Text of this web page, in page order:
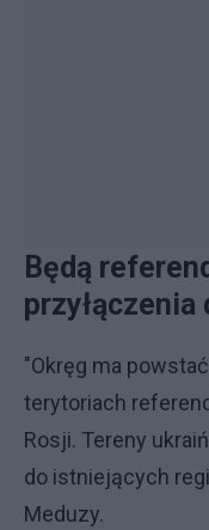
Będą
przyłączenia
"Okręg ma
terytoriach
Rosji. Tereny
do istniejących
Meduzy.